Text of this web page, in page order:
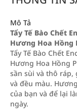
Mô Tả
Tẩy Tế Bào Chết
Hương Hoa Hồng
Tẩy Tế Bào Chết
Hương Hoa Hồng
sần sùi và thô
và đều màu.
của bạn và để lại
ngày.